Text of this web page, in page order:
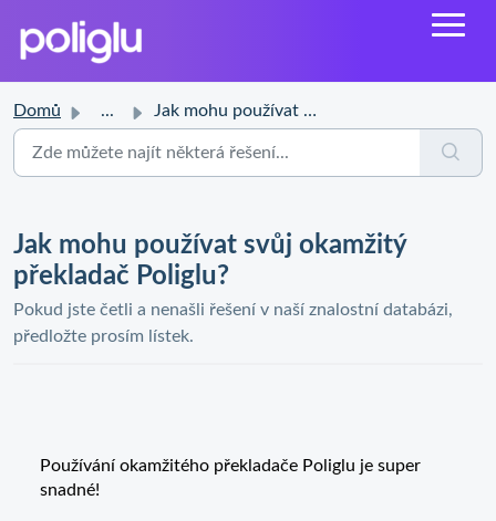
Domů ... Jak mohu používat svůj okamžitý překladač Poliglu?
Jak mohu používat svůj okamžitý
překladač Poliglu?
Pokud jste četli a nenašli řešení v naší znalostní databázi,
předložte prosím lístek.
Používání okamžitého překladače Poliglu je super
snadné!